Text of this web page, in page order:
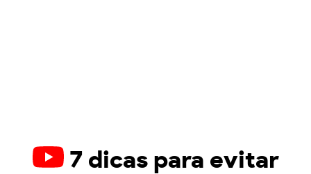
7 dicas para evitar